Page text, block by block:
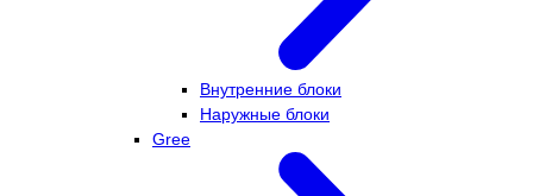
Внутренние блоки
Наружные блоки
Gree